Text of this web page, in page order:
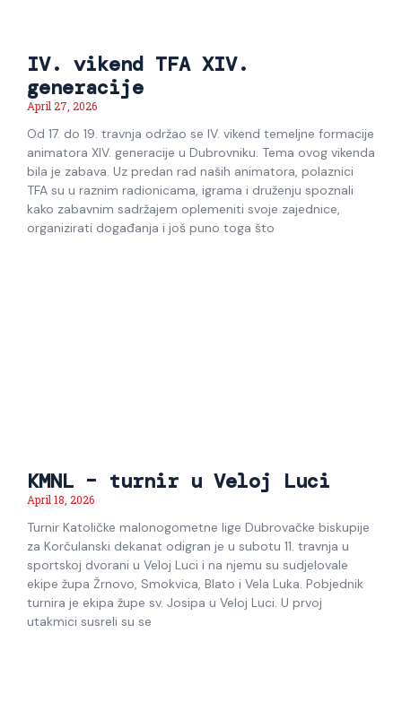
IV. vikend TFA XIV.
generacije
April 27, 2026
Od 17. do 19. travnja održao se IV. vikend temeljne formacije
animatora XIV. generacije u Dubrovniku. Tema ovog vikenda
bila je zabava. Uz predan rad naših animatora, polaznici
TFA su u raznim radionicama, igrama i druženju spoznali
kako zabavnim sadržajem oplemeniti svoje zajednice,
organizirati događanja i još puno toga što
KMNL – turnir u Veloj Luci
April 18, 2026
Turnir Katoličke malonogometne lige Dubrovačke biskupije
za Korčulanski dekanat odigran je u subotu 11. travnja u
sportskoj dvorani u Veloj Luci i na njemu su sudjelovale
ekipe župa Žrnovo, Smokvica, Blato i Vela Luka. Pobjednik
turnira je ekipa župe sv. Josipa u Veloj Luci. U prvoj
utakmici susreli su se